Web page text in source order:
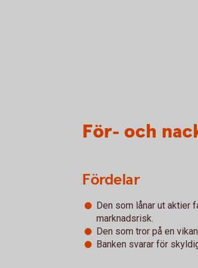
För- och
Fördelar
Den som lånar ut aktier
marknadsrisk.
Den som tror på en
Banken svarar för